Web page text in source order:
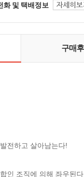
화 및 택배정보
구매
전하고 살아남는다!
인 조직에 의해 좌우된